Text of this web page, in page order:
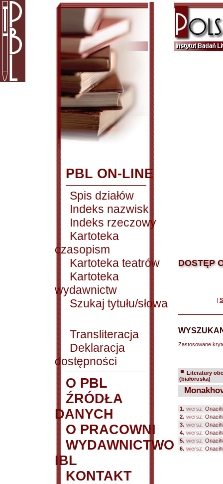
PBL ON-LINE
Spis działów
Indeks nazwisk
Indeks rzeczowy
Kartoteka
czasopism
Kartoteka teatrów
Kartoteka
wydawnictw
Szukaj tytułu/słowa
Transliteracja
Deklaracja
dostępności
O PBL
ŹRÓDŁA
DANYCH
O PRACOWNI
WYDAWNICTWO
IBL
KONTAKT
DOSTĘP
|
Zastosowane
Literatury
(białoruska)
1. wiersz:
2. wiersz:
3. wiersz:
4. wiersz:
5. wiersz:
6. wiersz: